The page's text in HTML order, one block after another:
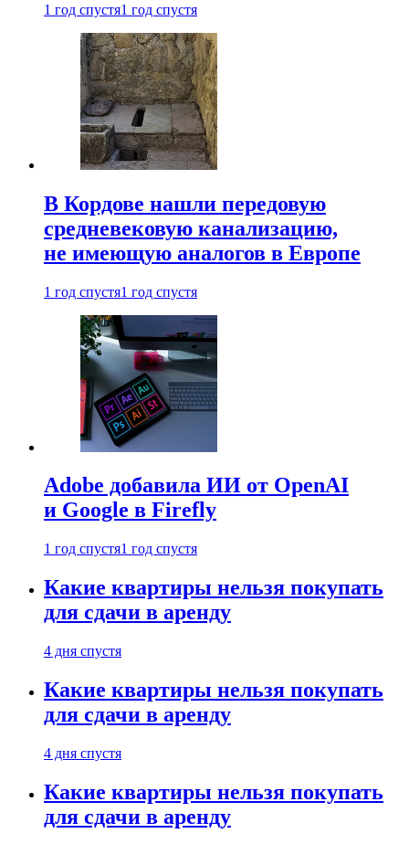
1 год спустя1 год спустя
В Кордове нашли передовую
средневековую канализацию,
не имеющую аналогов в Европе
1 год спустя1 год спустя
Adobe добавила ИИ от OpenAI
и Google в Firefly
1 год спустя1 год спустя
Какие квартиры нельзя покупать
для сдачи в аренду
4 дня спустя
Какие квартиры нельзя покупать
для сдачи в аренду
4 дня спустя
Какие квартиры нельзя покупать
для сдачи в аренду